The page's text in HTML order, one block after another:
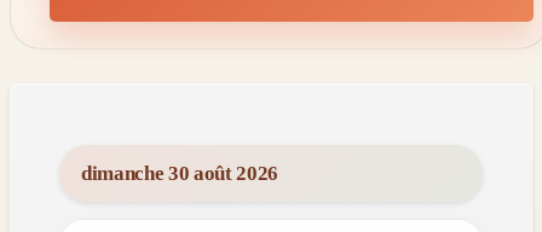
dimanche 30 août 2026